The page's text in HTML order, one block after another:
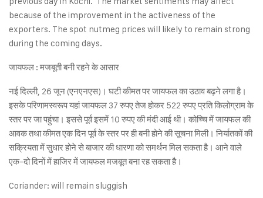
because of the improvement in the activeness of the
exporters. The spot nutmeg prices will likely to remain strong
during the coming days.
जायफल : मजबूती बनी रहने के आसार
नई दिल्ली, 26 जून (एनएनएस)। घटी कीमत पर जायफल का उठाव बढ़ने लगा है।
इसके परिणामस्वरूप यहां जायफल 37 रुपए तेज होकर 522 रुपए प्रति किलोग्राम के
स्तर पर जा पहुंचा। इससे पूर्व इसमें 10 रुपए की मंदी आई थी। कोच्चि में जायफल की
आवक तथा कीमत एक दिन पूर्व के स्तर पर ही बनी होने की सूचना मिली। निर्यातकों की
सक्रियता में सुधार होने से बाजार की धारणा को समर्थन मिल सकता है। आने वाले
एक-दो दिनों में हाजिर में जायफल मजबूत बना रह सकता है।
Coriander: will remain sluggish